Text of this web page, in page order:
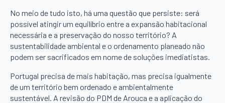
No meio de tudo isto, há uma questão que persiste: será
possível atingir um equilíbrio entre a expansão habitacional
necessária e a preservação do nosso território? A
sustentabilidade ambiental e o ordenamento planeado não
podem ser sacrificados em nome de soluções imediatistas.
Portugal precisa de mais habitação, mas precisa igualmente
de um território bem ordenado e ambientalmente
sustentável. A revisão do PDM de Arouca e a aplicação do